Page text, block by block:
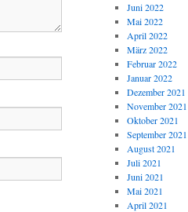
Juni 2022
Mai 2022
April 2022
März 2022
Februar 2022
Januar 2022
Dezember 2021
November 2021
Oktober 2021
September 2021
August 2021
Juli 2021
Juni 2021
Mai 2021
April 2021